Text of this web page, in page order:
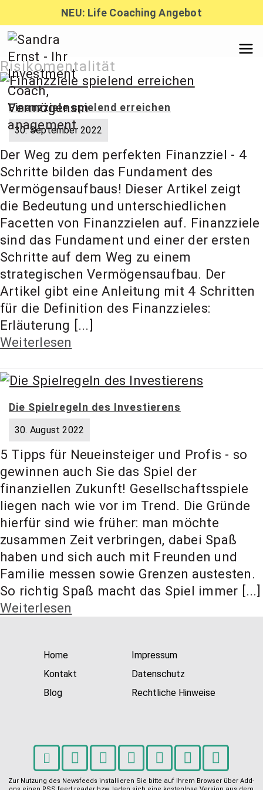
Inhalt
springen
NEU: Life Coaching Angebot
Sandra
Ernst –
Finanzber
atung,
Investmen
t Coach,
Anlageber
atung
Risikomentalität
Finanzziele spielend erreichen
30. September 2022
Der Weg zu dem perfekten Finanzziel - 4
Schritte bilden das Fundament des
Vermögensaufbaus! Dieser Artikel zeigt
die Bedeutung und unterschiedlichen
Facetten von Finanzzielen auf. Finanzziele
sind das Fundament und einer der ersten
Schritte auf dem Weg zu einem
strategischen Vermögensaufbau. Der
Artikel gibt eine Anleitung mit 4 Schritten
für die Definition des Finanzzieles:
Erläuterung [...]
Weiterlesen
Die Spielregeln des Investierens
30. August 2022
5 Tipps für Neueinsteiger und Profis - so
gewinnen auch Sie das Spiel der
finanziellen Zukunft! Gesellschaftsspiele
liegen nach wie vor im Trend. Die Gründe
hierfür sind wie früher: man möchte
zusammen Zeit verbringen, dabei Spaß
haben und sich auch mit Freunden und
Familie messen sowie Grenzen austesten.
So richtig Spaß macht das Spiel immer [...]
Weiterlesen
Home
Kontakt
Blog
Impressum
Datenschutz
Rechtliche Hinweise
Zur Nutzung des Newsfeeds installieren Sie bitte auf Ihrem Browser über Add-